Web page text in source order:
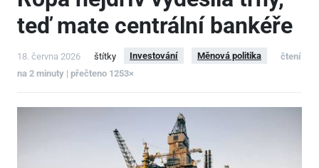
teď mate centrální bankéře
18. června 2026 štítky Investování Měnová politika
čtení
na 2 minuty | přečteno 1253×